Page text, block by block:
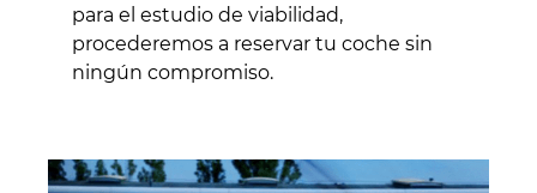
para el estudio de viabilidad,
procederemos a reservar tu coche sin
ningún compromiso.